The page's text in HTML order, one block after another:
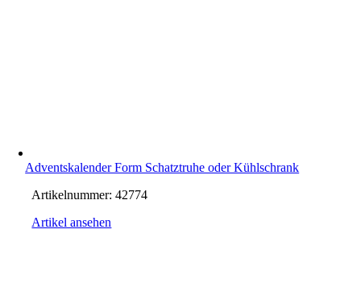
Adventskalender Form Schatztruhe oder Kühlschrank
Artikelnummer:42774
Artikel ansehen